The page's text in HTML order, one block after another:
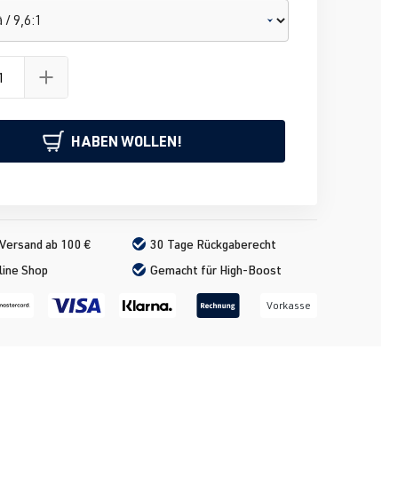
HABEN WOLLEN!
ab 100 €
30 Tage Rückgaberecht
Shop
Gemacht für High-Boost
Vorkasse